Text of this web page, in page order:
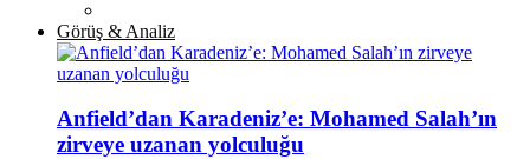
Görüş & Analiz
Anfield’dan Karadeniz’e: Mohamed Salah’ın
zirveye uzanan yolculuğu